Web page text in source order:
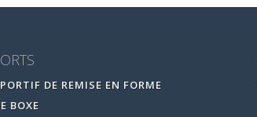
DE REMISE EN FORME
BOXE